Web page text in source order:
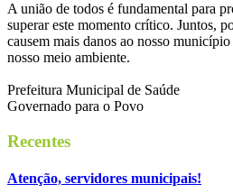
A união de todos é fundamental para
superar este momento crítico. Juntos,
causem mais danos ao nosso
nosso meio ambiente.
Prefeitura Municipal de Saúde
Governado para o Povo
Recentes
Atenção, servidores municipais!